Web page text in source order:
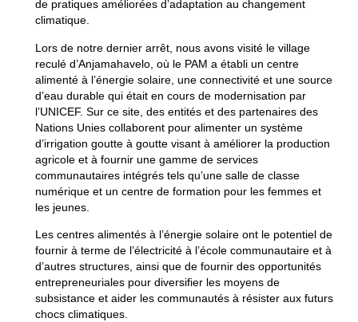
de pratiques améliorées d’adaptation au changement
climatique.
Lors de notre dernier arrêt, nous avons visité le village
reculé d’Anjamahavelo, où le PAM a établi un centre
alimenté à l’énergie solaire, une connectivité et une source
d’eau durable qui était en cours de modernisation par
l’UNICEF. Sur ce site, des entités et des partenaires des
Nations Unies collaborent pour alimenter un système
d’irrigation goutte à goutte visant à améliorer la production
agricole et à fournir une gamme de services
communautaires intégrés tels qu’une salle de classe
numérique et un centre de formation pour les femmes et
les jeunes.
Les centres alimentés à l’énergie solaire ont le potentiel de
fournir à terme de l’électricité à l’école communautaire et à
d’autres structures, ainsi que de fournir des opportunités
entrepreneuriales pour diversifier les moyens de
subsistance et aider les communautés à résister aux futurs
chocs climatiques.